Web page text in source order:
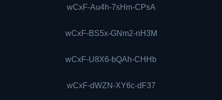
wCxF-Au4h-7sHm-CPsA
wCxF-BS5x-GNm2-nH3M
wCxF-U8X6-bQAh-CHHb
wCxF-dWZN-XY6c-dF37